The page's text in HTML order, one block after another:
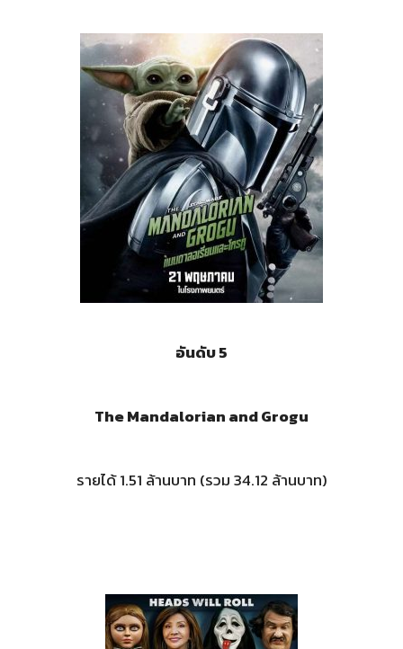
อันดับ 5
The Mandalorian and Grogu
รายได้ 1.51 ล้านบาท (รวม 34.12 ล้านบาท)